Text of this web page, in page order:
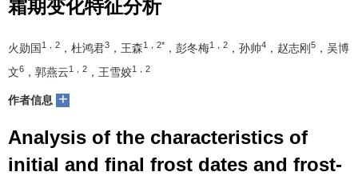
霜期变化特征分析
火勋国 1，2 ，杜鸿君3 ，王森1，2* ，彭冬梅1，2 ，孙帅4 ，赵志刚 5 ，吴博
文6 ，郭燕云1，2 ，王雪姣1，2
作者信息 +
Analysis of the characteristics of
initial and final frost dates and frost-